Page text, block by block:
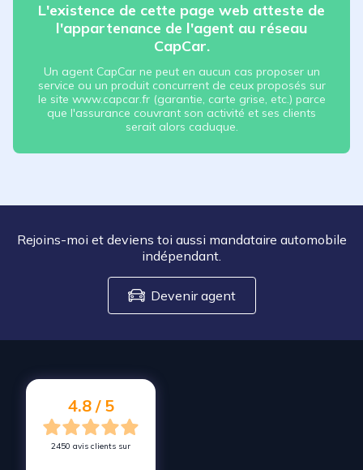
L'existence de cette page web atteste de
l'appartenance de l'agent au réseau
CapCar.
Un agent CapCar ne peut en aucun cas proposer un
service ou un produit concurrent de ceux proposés sur
le site www.capcar.fr (garantie, carte grise, etc.) parce
que l'assurance couvrant son activité et ses clients
serait alors caduque.
Rejoins-moi et deviens toi aussi mandataire automobile
indépendant.
Devenir agent
4.8 / 5
2450 avis clients sur